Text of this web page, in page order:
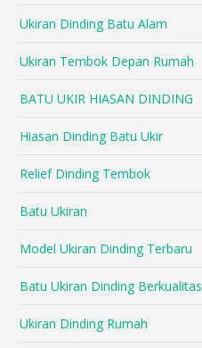
Ukiran Dinding Batu Alam
Ukiran Tembok Depan Rumah
BATU UKIR HIASAN DINDING
Hiasan Dinding Batu Ukir
Relief Dinding Tembok
Batu Ukiran
Model Ukiran Dinding Terbaru
Batu Ukiran Dinding Berkualitas
Ukiran Dinding Rumah